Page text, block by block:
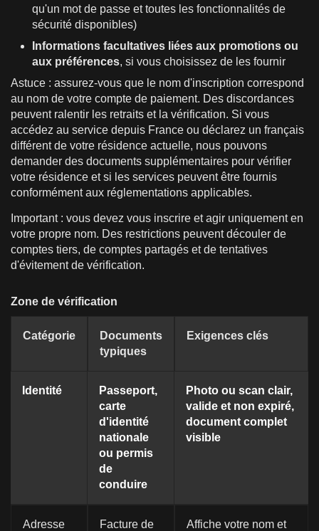
qu'un mot de passe et toutes les fonctionnalités de
sécurité disponibles)
Informations facultatives liées aux promotions ou
aux préférences, si vous choisissez de les fournir
Astuce : assurez-vous que le nom d'inscription correspond
au nom de votre compte de paiement. Des discordances
peuvent ralentir les retraits et la vérification. Si vous
accédez au service depuis France ou déclarez un français
différent de votre résidence actuelle, nous pouvons
demander des documents supplémentaires pour vérifier
votre résidence et si les services peuvent être fournis
conformément aux réglementations applicables.
Important : vous devez vous inscrire et agir uniquement en
votre propre nom. Des restrictions peuvent découler de
comptes tiers, de comptes partagés et de tentatives
d'évitement de vérification.
Zone de vérification
Catégorie
Documents
typiques
Exigences clés
Identité
Passeport,
carte
d'identité
nationale
ou permis
de
conduire
Photo ou scan clair,
valide et non expiré,
document complet
visible
Adresse
Facture de
Affiche votre nom et